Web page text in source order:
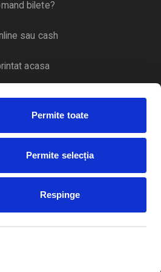
Permite toate
Permite selecția
Respinge
bilete?
sau cash
acasa
prin curier
bilete